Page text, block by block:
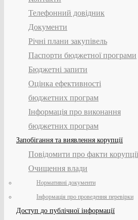
Телефонний довідник
Документи
Річні плани закупівель
Паспорти бюджетної програми
Бюджетні запити
Оцінка ефективності
бюджетних програм
Інформація про виконання
бюджетних програм
Запобігання та виявлення корупції
Повідомити про факти корупції
Очищення влади
Нормативні документи
Інформація про проведення перевірки
Доступ до публічної інформації